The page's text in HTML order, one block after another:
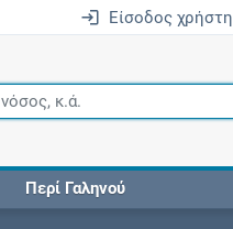
Είσοδος χρήστη
Περί Γαληνού